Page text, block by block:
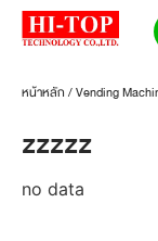
หน้าหลัก /Vending
zzzzz
no data